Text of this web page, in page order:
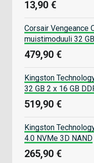
13,90 €
Corsair Vengeance
muistimoduuli 32
479,90 €
Kingston
32 GB 2 x 16 GB
519,90 €
Kingston
4.0 NVMe 3D NAND
265,90 €